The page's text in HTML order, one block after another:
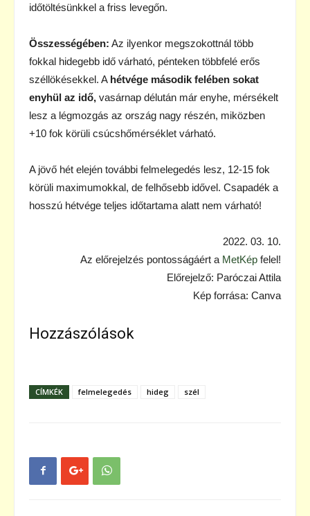
időtöltésünkkel a friss levegőn.
Összességében: Az ilyenkor megszokottnál több
fokkal hidegebb idő várható, pénteken többfelé erős
széllökésekkel. A hétvége második felében sokat
enyhül az idő, vasárnap délután már enyhe, mérsékelt
lesz a légmozgás az ország nagy részén, miközben
+10 fok körüli csúcshőmérséklet várható.
A jövő hét elején további felmelegedés lesz, 12-15 fok
körüli maximumokkal, de felhősebb idővel. Csapadék a
hosszú hétvége teljes időtartama alatt nem várható!
2022. 03. 10.
Az előrejelzés pontosságáért a MetKép felel!
Előrejelző: Paróczai Attila
Kép forrása: Canva
Hozzászólások
CÍMKÉK felmelegedés hideg szél